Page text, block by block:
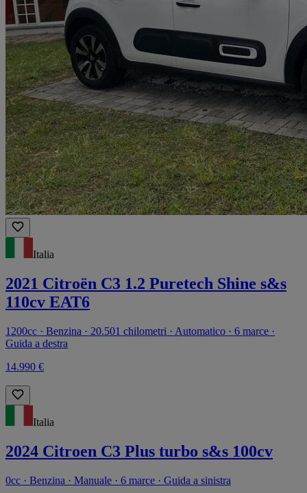
Italia
2021 Citroën C3 1.2 Puretech Shine s&s
110cv EAT6
1200cc · Benzina · 20.501 chilometri · Automatico · 6 marce ·
Guida a destra
14.990 €
Italia
2024 Citroen C3 Plus turbo s&s 100cv
0cc · Benzina · Manuale · 6 marce · Guida a sinistra